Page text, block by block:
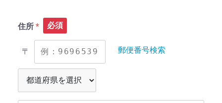
住所 必須
〒 郵便番号検索